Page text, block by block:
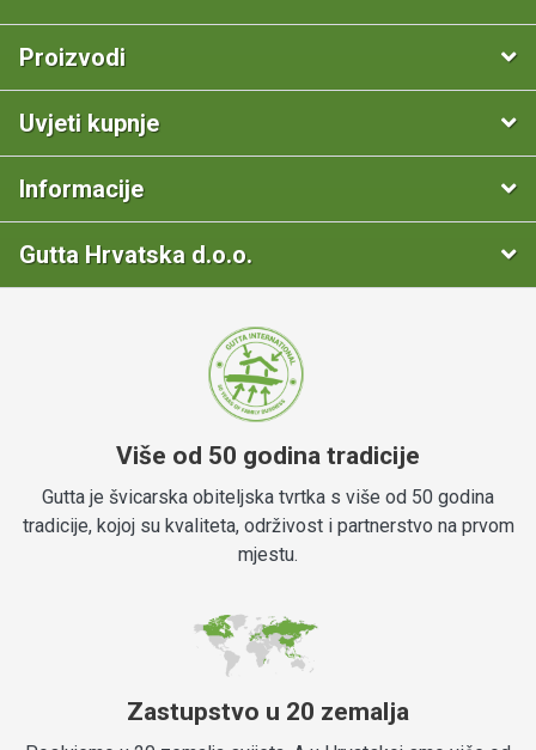
Proizvodi
Uvjeti kupnje
Informacije
Gutta Hrvatska d.o.o.
Više od 50 godina tradicije
Gutta je švicarska obiteljska tvrtka s više od 50 godina
tradicije, kojoj su kvaliteta, održivost i partnerstvo na prvom
mjestu.
Zastupstvo u 20 zemalja